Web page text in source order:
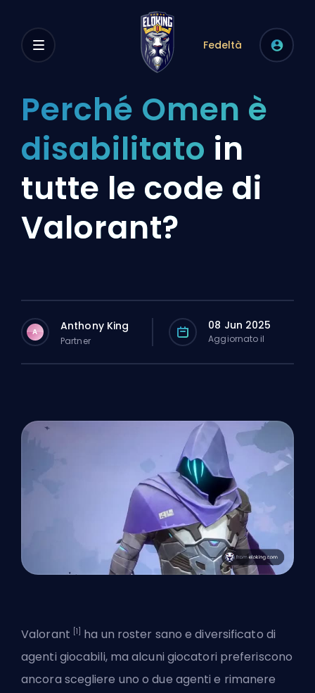
Fedeltà
Perché Omen è
disabilitato in
tutte le code di
Valorant?
A Anthony King
Partner
08 Jun 2025
Aggiornato il
Valorant [1]
ha un roster sano e diversificato di
agenti giocabili, ma alcuni giocatori preferiscono
ancora scegliere uno o due agenti e rimanere